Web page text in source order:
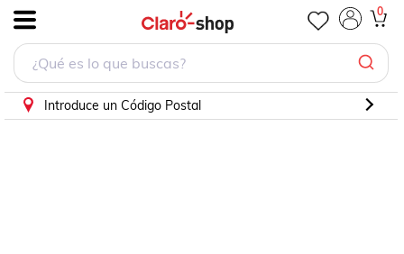
0
Introduce un Código Postal
PorCategorías
PorMarcas
PorDescuento